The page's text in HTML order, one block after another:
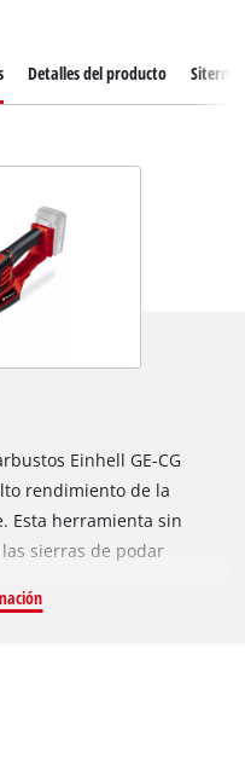
Detalles del producto
Einhell GE-CG
rendimiento de la
Esta herramienta sin
sierras de podar
de gasolina o
con diamante